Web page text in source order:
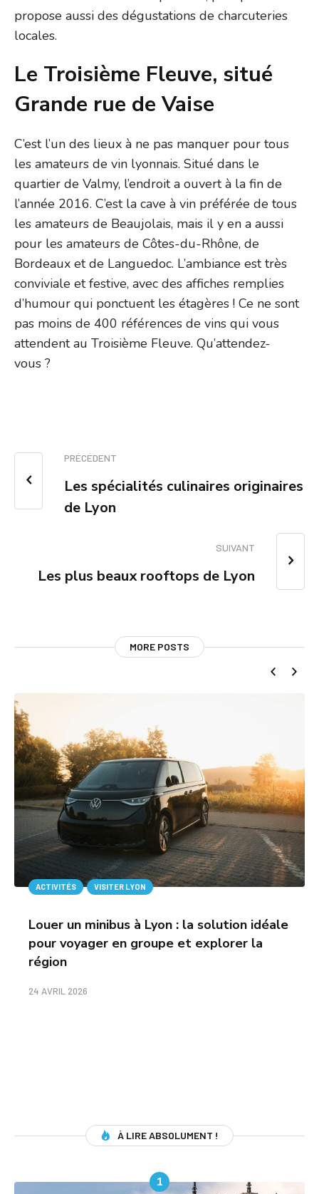
propose aussi des dégustations de charcuteries
locales.
Le Troisième Fleuve, situé
Grande rue de Vaise
C’est l’un des lieux à ne pas manquer pour tous
les amateurs de vin lyonnais. Situé dans le
quartier de Valmy, l’endroit a ouvert à la fin de
l’année 2016. C’est la cave à vin préférée de tous
les amateurs de Beaujolais, mais il y en a aussi
pour les amateurs de Côtes-du-Rhône, de
Bordeaux et de Languedoc. L’ambiance est très
conviviale et festive, avec des affiches remplies
d’humour qui ponctuent les étagères ! Ce ne sont
pas moins de 400 références de vins qui vous
attendent au Troisième Fleuve. Qu’attendez-
vous ?
PRÉCÉDENT
Les spécialités culinaires originaires
de Lyon
SUIVANT
Les plus beaux rooftops de Lyon
MORE POSTS
ACTIVITÉS VISITER LYON
Louer un minibus à Lyon : la solution idéale
pour voyager en groupe et explorer la
région
24 AVRIL 2026
À LIRE ABSOLUMENT !
1